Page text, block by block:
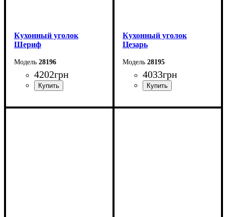
Кухонный уголок
Шериф
28196
4202грн
Длина: 150 см
Кухонный уголок
Цезарь
28195
4033грн
Длина: 110 см